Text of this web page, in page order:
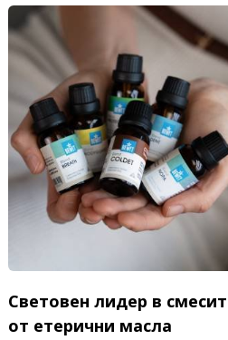
Световен лидер в
от етерични масла